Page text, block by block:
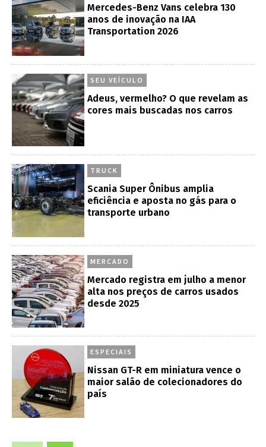
Mercedes-Benz Vans celebra 130
anos de inovação na IAA
Transportation 2026
SEU VEÍCULO
Adeus, vermelho? O que revelam as
cores mais buscadas nos carros
TRUCK
Scania Super Ônibus amplia
eficiência e aposta no gás para o
transporte urbano
MERCADO
Mercado registra em julho a menor
alta nos preços de carros usados
desde 2025
ESPECIAIS
Nissan GT-R em miniatura vence o
maior salão de colecionadores do
país